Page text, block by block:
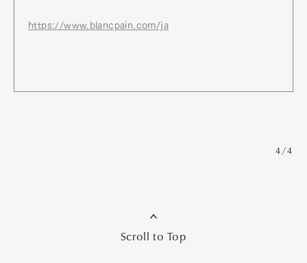
https://www.blancpain.com/ja
4/4
Scroll to Top